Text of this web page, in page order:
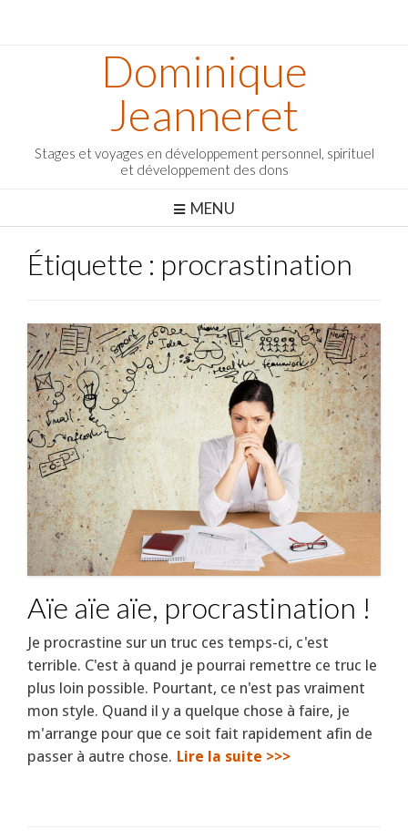
Dominique
Jeanneret
Stages et voyages en développement personnel, spirituel
et développement des dons
MENU
Étiquette : procrastination
Aïe aïe aïe, procrastination !
Je procrastine sur un truc ces temps-ci, c'est
terrible. C'est à quand je pourrai remettre ce truc le
plus loin possible. Pourtant, ce n'est pas vraiment
mon style. Quand il y a quelque chose à faire, je
m'arrange pour que ce soit fait rapidement afin de
passer à autre chose. Lire la suite >>>